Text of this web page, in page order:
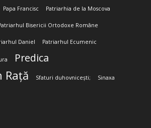
Papa Francisc Patriarhia de la Moscova
Bisericii Ortodoxe Române
Daniel Patriarhul Ecumenic
Predica
Rață Sfaturi duhovnicești; Sinaxa